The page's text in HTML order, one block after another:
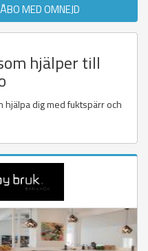
MED OMNEJD
hjälper till
hjälpa dig med fuktspärr och